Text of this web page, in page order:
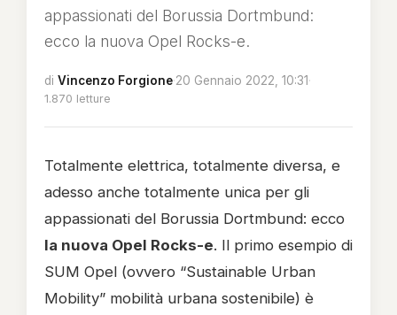
appassionati del Borussia Dortmbund:
ecco la nuova Opel Rocks-e.
di Vincenzo Forgione·20 Gennaio 2022, 10:31·
1.870 letture
Totalmente elettrica, totalmente diversa, e
adesso anche totalmente unica per gli
appassionati del Borussia Dortmbund: ecco
la nuova Opel Rocks-e. Il primo esempio di
SUM Opel (ovvero “Sustainable Urban
Mobility” mobilità urbana sostenibile) è